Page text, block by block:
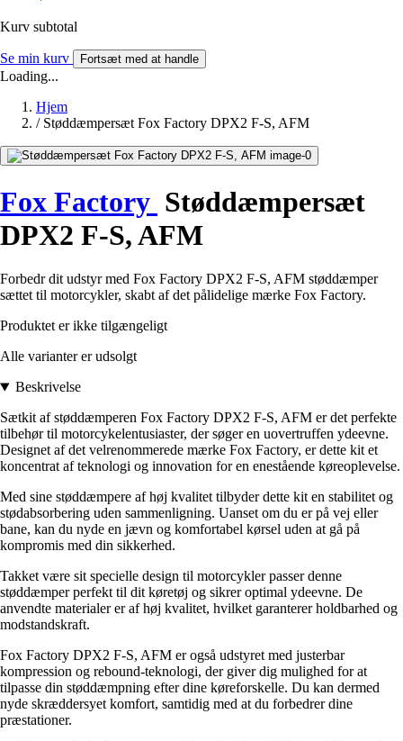
Kurv subtotal
Se min kurv Fortsæt med at handle
Loading...
Hjem
/ Støddæmpersæt Fox Factory DPX2 F-S, AFM
Fox Factory Støddæmpersæt
DPX2 F-S, AFM
Forbedr dit udstyr med Fox Factory DPX2 F-S, AFM støddæmper
sættet til motorcykler, skabt af det pålidelige mærke Fox Factory.
Produktet er ikke tilgængeligt
Alle varianter er udsolgt
Beskrivelse
Sætkit af støddæmperen Fox Factory DPX2 F-S, AFM er det perfekte
tilbehør til motorcykelentusiaster, der søger en uovertruffen ydeevne.
Designet af det velrenommerede mærke Fox Factory, er dette kit et
koncentrat af teknologi og innovation for en enestående køreoplevelse.
Med sine støddæmpere af høj kvalitet tilbyder dette kit en stabilitet og
stødabsorbering uden sammenligning. Uanset om du er på vej eller
bane, kan du nyde en jævn og komfortabel kørsel uden at gå på
kompromis med din sikkerhed.
Takket være sit specielle design til motorcykler passer denne
støddæmper perfekt til dit køretøj og sikrer optimal ydeevne. De
anvendte materialer er af høj kvalitet, hvilket garanterer holdbarhed og
modstandskraft.
Fox Factory DPX2 F-S, AFM er også udstyret med justerbar
kompression og rebound-teknologi, der giver dig mulighed for at
tilpasse din støddæmpning efter dine køreforskelle. Du kan dermed
nyde skræddersyet komfort, samtidig med at du forbedrer dine
præstationer.